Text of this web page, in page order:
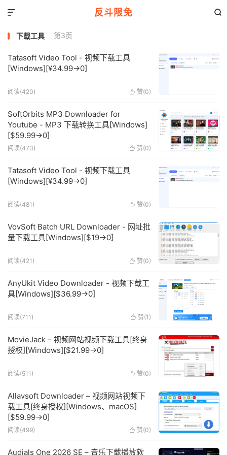
反斗限免 

下载工具 第3页
Tatasoft Video Tool - 视频下载工具
[Windows][¥34.99→0]
 赞(0)
阅读(420)
SoftOrbits MP3 Downloader for
Youtube - MP3 下载转换工具[Windows]
[$59.99→0]
 赞(0)
阅读(473)
Tatasoft Video Tool - 视频下载工具
[Windows][¥34.99→0]
 赞(0)
阅读(481)
VovSoft Batch URL Downloader - 网址批
量下载工具[Windows][$19→0]
 赞(0)
阅读(421)
AnyUkit Video Downloader - 视频下载工
具[Windows][$36.99→0]
 赞(1 )
阅读(711)
MovieJack – 视频网站视频下载工具[终身
授权][Windows][$21.99→0]
 赞(0)
阅读(511)
Allavsoft Downloader – 视频网站视频下
载工具[终身授权][Windows、macOS]
[$59.99→0]
 赞(0)
阅读(499)
Audials One 2026 SE – 音乐下载播放软